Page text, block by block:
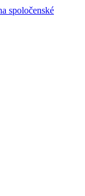
spoločenské